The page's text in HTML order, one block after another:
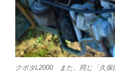
クボタL2000 また、同じ「久保